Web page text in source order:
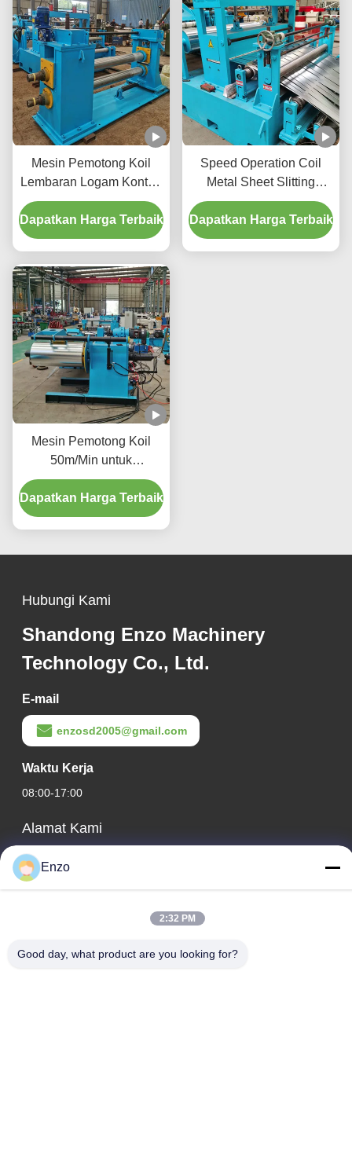
Mesin Pemotong Koil
Lembaran Logam Kontrol
Tegangan Ketebalan Koil
1600mm 3mm Kecepatan
Potong 120m/Min
Dapatkan Harga Terbaik
Speed Operation Coil
Metal Sheet Slitting
Machine untuk Cold
Rolled Copper Strip yang
mampu berjalan pada
Dapatkan Harga Terbaik
Mesin Pemotong Koil
50m/Min untuk
Memproduksi Komponen
Logam Presisi Industri
Manufaktur Kendaraan
Dapatkan Harga Terbaik
Hubungi Kami
Shandong Enzo Machinery
Technology Co., Ltd.
E-mail
enzosd2005@gmail.com
Waktu Kerja
08:00-17:00
Alamat Kami
Alamat perusahaan
No. 599, Jalan Zhangbei, Kabupaten Huantai, Kota Zibo,
No. 553, Jalan Zhangbei, Kabupaten Huantai, Kota Zibo,
Enzo
2:32 PM
Good day, what product are you looking for?